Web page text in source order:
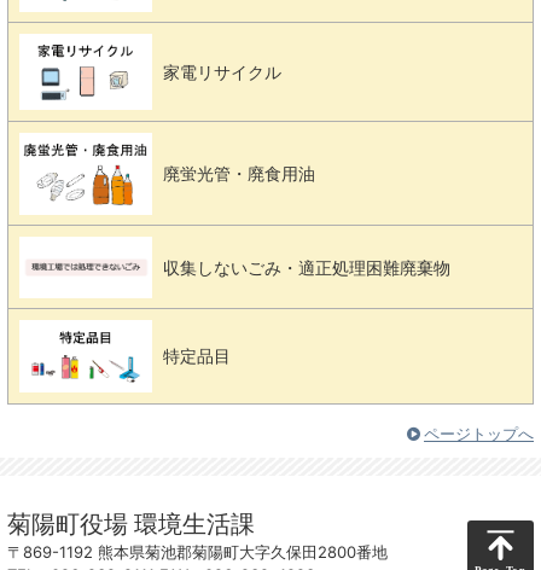
家電リサイクル
廃蛍光管・廃食用油
収集しないごみ・適正処理困難廃棄物
特定品目
ページトップへ
菊陽町役場 環境生活課
〒869-1192 熊本県菊池郡菊陽町大字久保田2800番地